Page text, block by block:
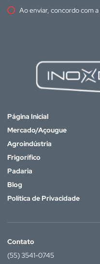
Ao enviar, concordo com a
Página Inicial
Mercado/Açougue
Agroindústria
Frigorífico
Padaria
Blog
Política de Privacidade
Contato
(55) 3541-0745